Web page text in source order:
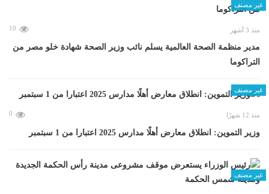
غير مصنف
منذ 3 أشهر 10
مدير منظمة الصحة العالمية يسلم نائب وزير الصحة شهادة خلو مصر من
التراكوما
غير مصنف
منذ 12 شهرًا 0
وزير التموين: انطلاق معارض أهلًا مدارس 2025 اعتبارا من 1 سبتمبر
غير مصنف